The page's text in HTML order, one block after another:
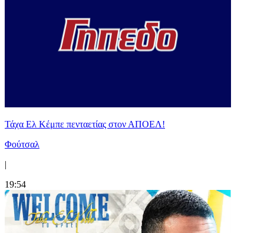
Τάχα Ελ Κέμπε πενταετίας στον ΑΠΟΕΛ!
Φούτσαλ
|
19:54